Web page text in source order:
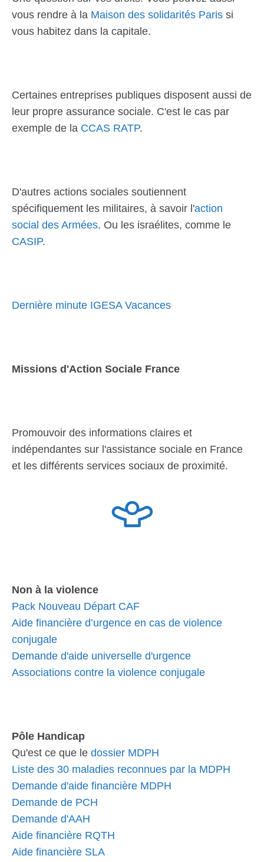
vous rendre à la Maison des solidarités Paris si
vous habitez dans la capitale.
Certaines entreprises publiques disposent aussi de
leur propre assurance sociale. C'est le cas par
exemple de la CCAS RATP.
D'autres actions sociales soutiennent
spécifiquement les militaires, à savoir l'action
social des Armées. Ou les israélites, comme le
CASIP.
Dernière minute IGESA Vacances
Missions d'Action Sociale France
Promouvoir des informations claires et
indépendantes sur l'assistance sociale en France
et les différents services sociaux de proximité.
Non à la violence
Pack Nouveau Départ CAF
Aide financière d’urgence en cas de violence
conjugale
Demande d'aide universelle d'urgence
Associations contre la violence conjugale
Pôle Handicap
Qu'est ce que le dossier MDPH
Liste des 30 maladies reconnues par la MDPH
Demande d'aide financière MDPH
Demande de PCH
Demande d'AAH
Aide financière RQTH
Aide financière SLA